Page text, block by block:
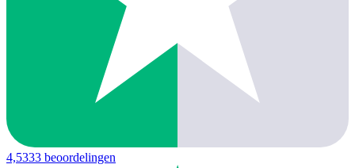
4,5333 beoordelingen